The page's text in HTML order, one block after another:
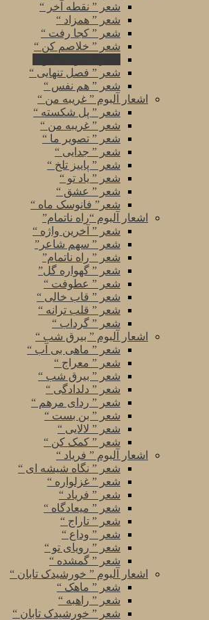
شعر ” نقطه آخر “
شعر ” همزاد “
شعر ” کجا رفت “
شعر ” خلاصم کن “
شعر ” فصل تنهایی “
شعر ” هم نفس “
اشعار آلبوم ” غریبه من “
شعر ” پل شکسته “
شعر ” غریبه من “
شعر ” تصویر ما “
شعر ” جدایی “
شعر ” پاییز تلخ “
شعر ” یاد تو “
شعر ” عشق “
شعر” فانوسک ماه “
اشعار آلبوم “راه ناتمام”
شعر ” آخرین واژه “
شعر ” سهم شاعر”
شعر ” راه ناتمام”
شعر ” گهواره گل”
شعر ” عطوفت “
شعر ” قاب خالی “
شعر ” قلب ترانه “
شعر ” گرداب “
اشعار آلبوم ” بیرق شب “
شعر ” ماهی بی آب “
شعر ” معراج “
شعر ” بیرق شب “
شعر ” دلدادگی “
شعر ” ردای مرهم “
شعر ” بن بست “
شعر ” لالایی “
شعر ” کمک کن “
اشعار آلبوم ” فریاد “
شعر ” نگاه شیشه ای “
شعر ” غزلواره “
شعر ” فریاد “
شعر ” میعادگاه “
شعر ” تاراج “
شعر ” وداع “
شعر ” رویای تو “
شعر ” گمشده “
اشعار آلبوم ” خورشیدک تابان “
شعر ” ماهک “
شعر ” راهبه “
شعر ” خورشیدک تابان “